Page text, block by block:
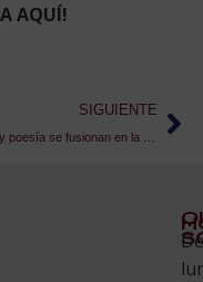
AQUÍ!
SIGUIENTE
De